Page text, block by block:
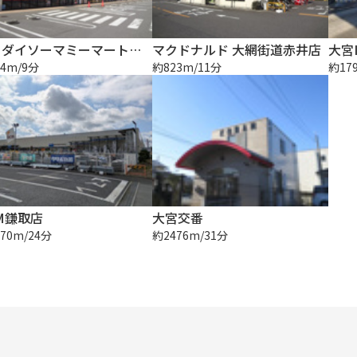
ザ・ダイソーマミーマート仁戸名店
9分
マクドナルド 大網街道赤井店
約823m/11分
大宮
約
鎌取店
24分
大宮交番
約2476m/31分